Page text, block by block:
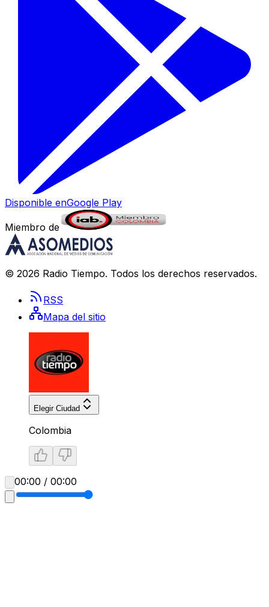
Disponible enGoogle Play
Miembro de
© 2026 Radio Tiempo. Todos los derechos reservados.
RSS
Mapa del sitio
Elegir Ciudad
Colombia
00:00 / 00:00